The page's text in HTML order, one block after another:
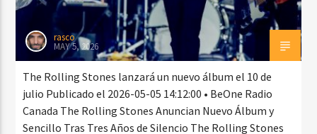
rasco
MAY 5, 2026
The Rolling Stones lanzará un nuevo álbum el 10 de
julio Publicado el 2026-05-05 14:12:00 • BeOne Radio
Canada The Rolling Stones Anuncian Nuevo Álbum y
Sencillo Tras Tres Años de Silencio The Rolling Stones